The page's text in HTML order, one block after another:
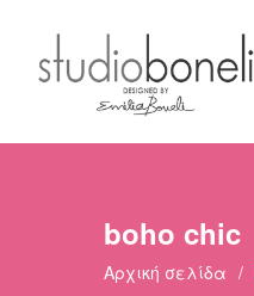
boho chic
Αρχική σελίδα /